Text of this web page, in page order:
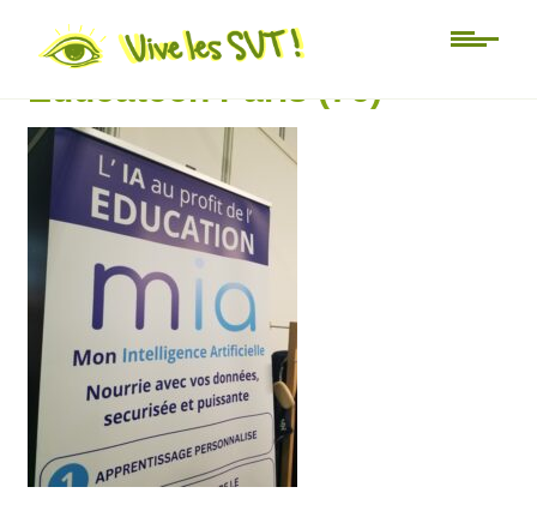
Salon de l’éducation
Educatech Paris (76)